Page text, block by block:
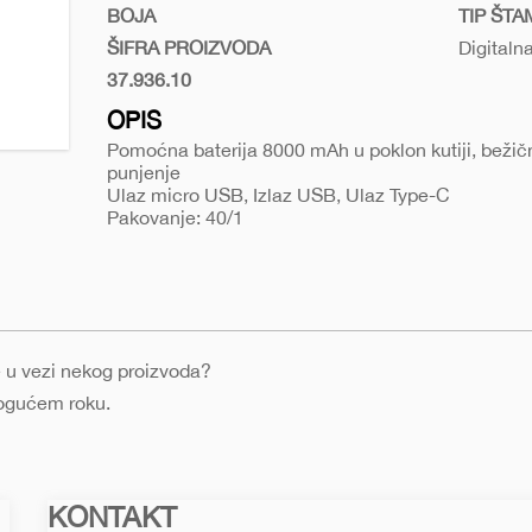
bezicno-
punjenje-
como-
BOJA
ŠIFRA PROIZVODA
Crna
37.936.10
TIP
OPIS
Pomoćna baterija 8000 mAh u poklon kutiji,
punjenje
Ulaz micro USB, Izlaz USB, Ulaz Type-C
Pakovanje: 40/1
vezi nekog proizvoda?
roku.
Macinkovic
Macinkovic
https://www.macinkovic.rs/wp-
KONTAKT